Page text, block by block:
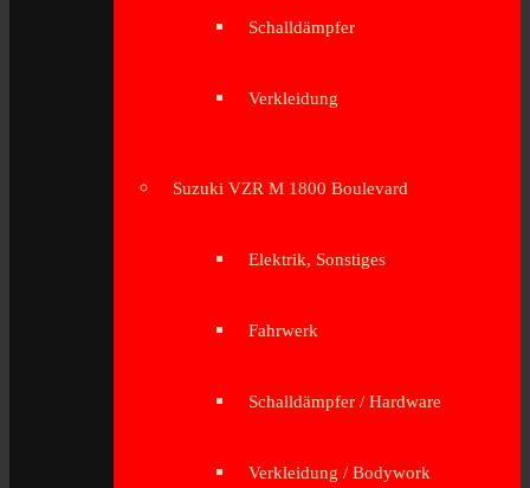
Schalldämpfer
Verkleidung
Suzuki VZR M 1800 Boulevard
Elektrik, Sonstiges
Fahrwerk
Schalldämpfer / Hardware
Verkleidung / Bodywork